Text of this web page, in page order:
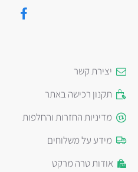
יצירת קשר
תקנון רכישה באתר
מדיניות החזרות והחלפות
מידע על משלוחים
אודות טרה מרקט